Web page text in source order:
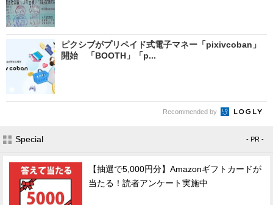
ピクシブがプリペイド式電子マネー「pixivcoban」
開始 「BOOTH」「p...
Recommended by
Special - PR -
【抽選で5,000円分】Amazonギフトカードが
当たる！読者アンケート実施中